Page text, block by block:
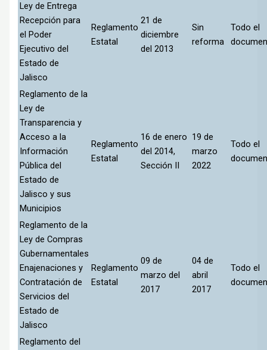
Ley de Entrega
Recepción para
el Poder
Ejecutivo del
Estado de
Jalisco
Reglamento
Estatal
21 de
diciembre
del 2013
Sin
reforma
Todo el
Reglamento de la
Ley de
Transparencia y
Acceso a la
Información
Pública del
Estado de
Jalisco y sus
Municipios
Reglamento
Estatal
16 de enero
del 2014,
Sección II
19 de
marzo
2022
Todo el
Reglamento de la
Ley de Compras
Gubernamentales
Enajenaciones y
Contratación de
Servicios del
Estado de
Jalisco
Reglamento
Estatal
09 de
marzo del
2017
04 de
abril
2017
Todo el
Reglamento del